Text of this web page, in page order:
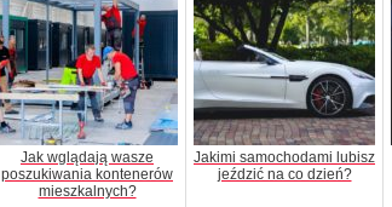
Jak wglądają wasze
poszukiwania kontenerów
mieszkalnych?
Jakimi samochodami lubisz
jeździć na co dzień?